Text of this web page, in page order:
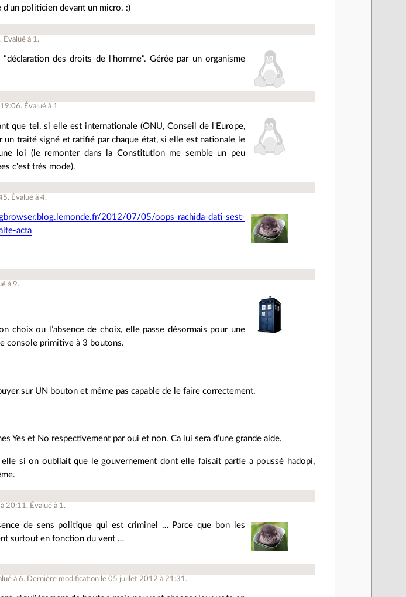
politicien devant un micro. :)
. Évalué à 1 .
des droits de l'homme". Gérée par un organisme
. Évalué à 1 .
que tel, si elle est internationale (ONU, Conseil de l'Europe,
traité signé et ratifié par chaque état, si elle est nationale le
loi (le remonter dans la Constitution me semble un peu
c'est très mode).
. Évalué à4.
2012/07/05/oops-rachida-dati-sest-
acta
à9.
choix ou l’absence de choix, elle passe désormais pour une
console primitive à 3 boutons.
sur UN bouton et même pas capable de le faire correctement.
Yes et No respectivement par oui et non. Ca lui sera d’une grande aide.
si on oubliait que le gouvernement dont elle faisait partie a poussé hadopi,
20:11 . Évalué à 1 .
de sens politique qui est criminel … Parce que bon les
surtout en fonction du vent …
à6. Dernière modification le 05 juillet 2012 à 21:31.